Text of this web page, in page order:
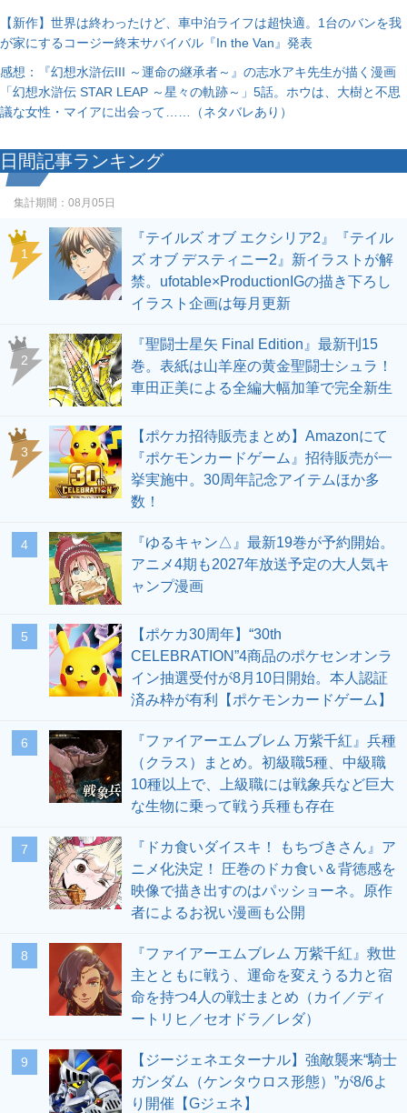
【新作】世界は終わったけど、車中泊ライフは超快適。1台のバンを我
が家にするコージー終末サバイバル『In the Van』発表
感想：『幻想水滸伝III ～運命の継承者～』の志水アキ先生が描く漫画
「幻想水滸伝 STAR LEAP ～星々の軌跡～」5話。ホウは、大樹と不思
議な女性・マイアに出会って……（ネタバレあり）
日間記事ランキング
集計期間： 08月05日
1
『テイルズ オブ エクシリア2』『テイル
ズ オブ デスティニー2』新イラストが解
禁。ufotable×ProductionIGの描き下ろし
イラスト企画は毎月更新
2
『聖闘士星矢 Final Edition』最新刊15
巻。表紙は山羊座の黄金聖闘士シュラ！
車田正美による全編大幅加筆で完全新生
3
【ポケカ招待販売まとめ】Amazonにて
『ポケモンカードゲーム』招待販売が一
挙実施中。30周年記念アイテムほか多
数！
4
『ゆるキャン△』最新19巻が予約開始。
アニメ4期も2027年放送予定の大人気キ
ャンプ漫画
5
【ポケカ30周年】“30th
CELEBRATION”4商品のポケセンオンラ
イン抽選受付が8月10日開始。本人認証
済み枠が有利【ポケモンカードゲーム】
6
『ファイアーエムブレム 万紫千紅』兵種
（クラス）まとめ。初級職5種、中級職
10種以上で、上級職には戦象兵など巨大
な生物に乗って戦う兵種も存在
7
『ドカ食いダイスキ！ もちづきさん』ア
ニメ化決定！ 圧巻のドカ食い＆背徳感を
映像で描き出すのはパッショーネ。原作
者によるお祝い漫画も公開
8
『ファイアーエムブレム 万紫千紅』救世
主とともに戦う、運命を変えうる力と宿
命を持つ4人の戦士まとめ（カイ／ディ
ートリヒ／セオドラ／レダ）
9
【ジージェネエターナル】強敵襲来“騎士
ガンダム（ケンタウロス形態）”が8/6よ
り開催【Gジェネ】